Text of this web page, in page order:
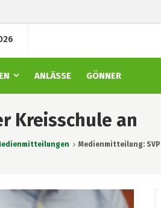
ANLÄSSE GÖNNER
Kreisschule an
Medienmitteilung: